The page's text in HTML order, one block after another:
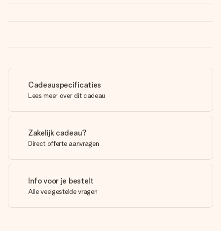
Cadeauspecificaties
Lees meer over dit cadeau
Zakelijk cadeau?
Direct offerte aanvragen
Info voor je bestelt
Alle veelgestelde vragen